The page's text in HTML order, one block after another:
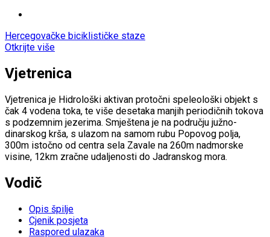
Hercegovačke biciklističke staze
Otkrijte više
Vjetrenica
Vjetrenica je Hidrološki aktivan protočni speleološki objekt s
čak 4 vodena toka, te više desetaka manjih periodičnih tokova
s podzemnim jezerima. Smještena je na području južno-
dinarskog krša, s ulazom na samom rubu Popovog polja,
300m istočno od centra sela Zavale na 260m nadmorske
visine, 12km zračne udaljenosti do Jadranskog mora.
Vodič
Opis špilje
Cjenik posjeta
Raspored ulazaka